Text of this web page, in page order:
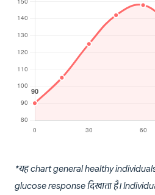
*यह chart general healthy
glucose response दिखाता है।